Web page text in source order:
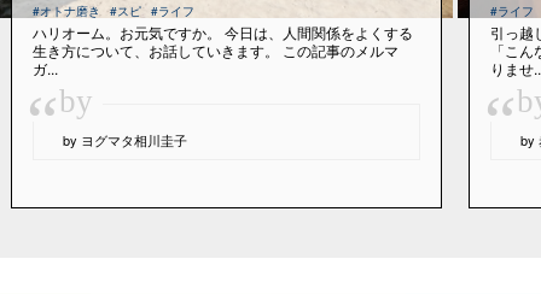
#オトナ磨き #スピ #ライフ
ハリオーム。お元気ですか。 今日は、人間関係をよくする
生き方について、お話していきます。 この記事のメルマ
ガ...
“by
by ヨグマタ相川圭子
#ライフ
引っ越
「こ
りませ
“ by